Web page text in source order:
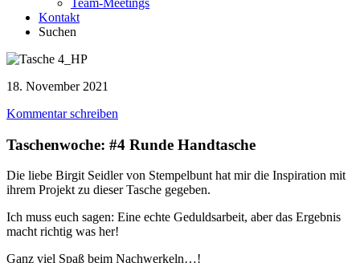
Team-Meetings
Kontakt
Suchen
18. November 2021
Kommentar schreiben
Taschenwoche: #4 Runde Handtasche
Die liebe Birgit Seidler von Stempelbunt hat mir die Inspiration mit
ihrem Projekt zu dieser Tasche gegeben.
Ich muss euch sagen: Eine echte Geduldsarbeit, aber das Ergebnis
macht richtig was her!
Ganz viel Spaß beim Nachwerkeln…!